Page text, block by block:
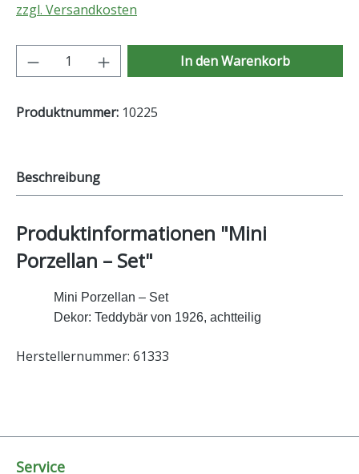
zzgl. Versandkosten
Produkt Anzahl: Gib den gewünschten
In den Warenkorb
Produktnummer: 10225
Beschreibung
Produktinformationen "Mini
Porzellan – Set"
Mini Porzellan – Set
Dekor: Teddybär von 1926, achtteilig
Herstellernummer: 61333
Service